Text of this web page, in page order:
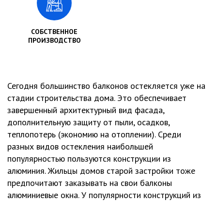
СОБСТВЕННОЕ
ПРОИЗВОДСТВО
Сегодня большинство балконов остекляется уже на
стадии строительства дома. Это обеспечивает
завершенный архитектурный вид фасада,
дополнительную защиту от пыли, осадков,
теплопотерь (экономию на отоплении). Среди
разных видов остекления наибольшей
популярностью пользуются конструкции из
алюминия. Жильцы домов старой застройки тоже
предпочитают заказывать на свои балконы
алюминиевые окна. У популярности конструкций из